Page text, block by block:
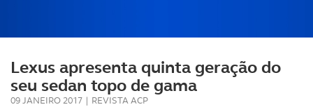
Lexus apresenta quinta geração do
seu sedan topo de gama
09 JANEIRO 2017 | REVISTA ACP